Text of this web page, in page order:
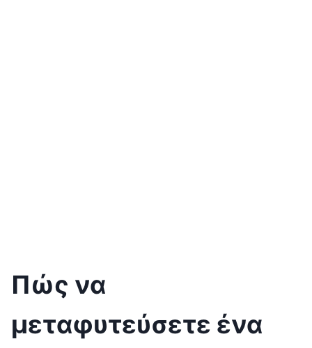
Πώς να
μεταφυτεύσετε ένα